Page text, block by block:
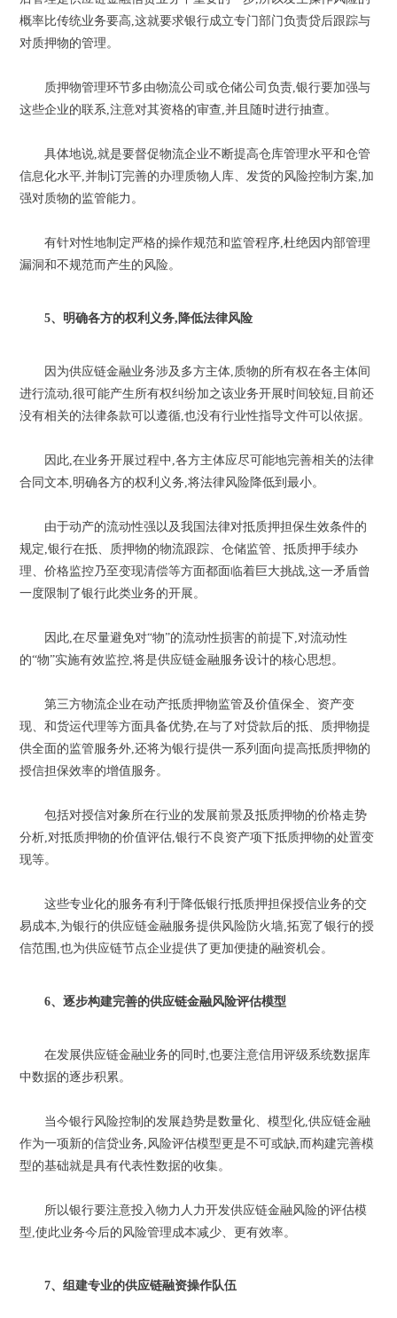
概率比传统业务要高,这就要求银行成立专门部门负责贷后跟踪与
对质押物的管理。
质押物管理环节多由物流公司或仓储公司负责,银行要加强与
这些企业的联系,注意对其资格的审查,并且随时进行抽查。
具体地说,就是要督促物流企业不断提高仓库管理水平和仓管
信息化水平,并制订完善的办理质物人库、发货的风险控制方案,加
强对质物的监管能力。
有针对性地制定严格的操作规范和监管程序,杜绝因内部管理
漏洞和不规范而产生的风险。
5、明确各方的权利义务,降低法律风险
因为供应链金融业务涉及多方主体,质物的所有权在各主体间
进行流动,很可能产生所有权纠纷加之该业务开展时间较短,目前还
没有相关的法律条款可以遵循,也没有行业性指导文件可以依据。
因此,在业务开展过程中,各方主体应尽可能地完善相关的法律
合同文本,明确各方的权利义务,将法律风险降低到最小。
由于动产的流动性强以及我国法律对抵质押担保生效条件的
规定,银行在抵、质押物的物流跟踪、仓储监管、抵质押手续办
理、价格监控乃至变现清偿等方面都面临着巨大挑战,这一矛盾曾
一度限制了银行此类业务的开展。
因此,在尽量避免对“物”的流动性损害的前提下,对流动性
的“物”实施有效监控,将是供应链金融服务设计的核心思想。
第三方物流企业在动产抵质押物监管及价值保全、资产变
现、和货运代理等方面具备优势,在与了对贷款后的抵、质押物提
供全面的监管服务外,还将为银行提供一系列面向提高抵质押物的
授信担保效率的增值服务。
包括对授信对象所在行业的发展前景及抵质押物的价格走势
分析,对抵质押物的价值评估,银行不良资产项下抵质押物的处置变
现等。
这些专业化的服务有利于降低银行抵质押担保授信业务的交
易成本,为银行的供应链金融服务提供风险防火墙,拓宽了银行的授
信范围,也为供应链节点企业提供了更加便捷的融资机会。
6、逐步构建完善的供应链金融风险评估模型
在发展供应链金融业务的同时,也要注意信用评级系统数据库
中数据的逐步积累。
当今银行风险控制的发展趋势是数量化、模型化,供应链金融
作为一项新的信贷业务,风险评估模型更是不可或缺,而构建完善模
型的基础就是具有代表性数据的收集。
所以银行要注意投入物力人力开发供应链金融风险的评估模
型,使此业务今后的风险管理成本减少、更有效率。
7、组建专业的供应链融资操作队伍